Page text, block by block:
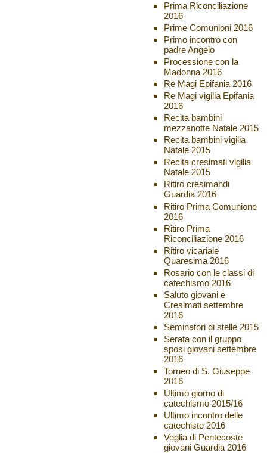
Prima Riconciliazione
2016
Prime Comunioni 2016
Primo incontro con
padre Angelo
Processione con la
Madonna 2016
Re Magi Epifania 2016
Re Magi vigilia Epifania
2016
Recita bambini
mezzanotte Natale 2015
Recita bambini vigilia
Natale 2015
Recita cresimati vigilia
Natale 2015
Ritiro cresimandi
Guardia 2016
Ritiro Prima Comunione
2016
Ritiro Prima
Riconciliazione 2016
Ritiro vicariale
Quaresima 2016
Rosario con le classi di
catechismo 2016
Saluto giovani e
Cresimati settembre
2016
Seminatori di stelle 2015
Serata con il gruppo
sposi giovani settembre
2016
Torneo di S. Giuseppe
2016
Ultimo giorno di
catechismo 2015/16
Ultimo incontro delle
catechiste 2016
Veglia di Pentecoste
giovani Guardia 2016